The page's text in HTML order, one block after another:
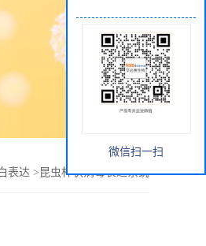
表达 > 昆虫杆状病毒表达系统
微信扫一扫